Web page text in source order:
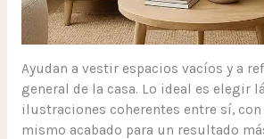
Ayudan a vestir espacios vacíos y a
general de la casa. Lo ideal es elegir
ilustraciones coherentes entre sí, con
mismo acabado para un resultado